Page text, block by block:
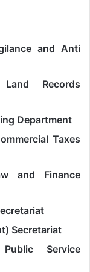
and Anti
Records
Department
Taxes
and Finance
Secretariat
Service